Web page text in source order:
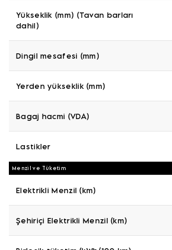
Yükseklik (mm) (Tavan barları
dahil)
Dingil mesafesi (mm)
Yerden yükseklik (mm)
Bagaj hacmi (VDA)
Lastikler
Menzil ve Tüketim
Elektrikli Menzil (km)
Şehiriçi Elektrikli Menzil (km)